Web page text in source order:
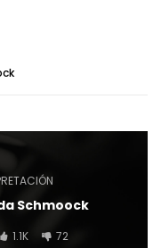
Schmoock
1.1K 72